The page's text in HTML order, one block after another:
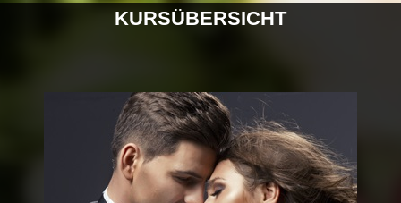
KURSÜBERSICHT